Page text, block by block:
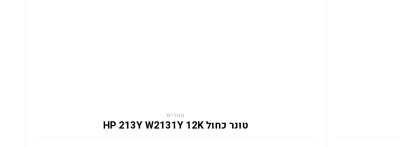
טונרים
טונר כחול HP 213Y W2131Y 12K